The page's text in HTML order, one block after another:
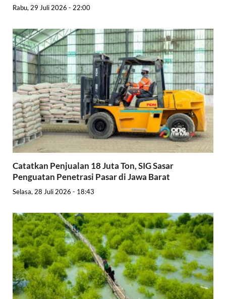
Rabu, 29 Juli 2026 - 22:00
Catatkan Penjualan 18 Juta Ton, SIG Sasar
Penguatan Penetrasi Pasar di Jawa Barat
Selasa, 28 Juli 2026 - 18:43